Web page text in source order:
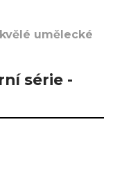
umělecké
série -